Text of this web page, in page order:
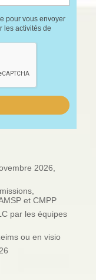
pour vous envoyer
les activités de
2026,
et CMPP
par les équipes
ou en visio